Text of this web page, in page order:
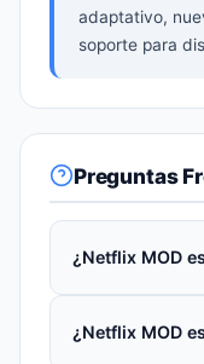
adaptativo,
soporte para
Preguntas
¿Netflix MOD
¿Netflix MOD